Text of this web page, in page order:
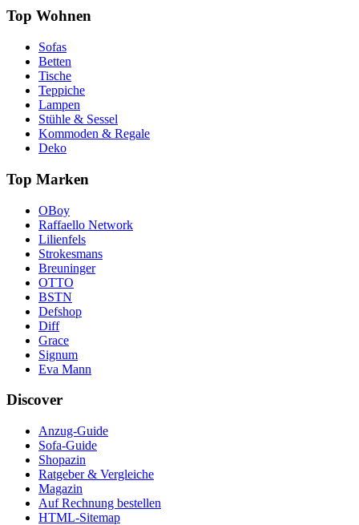
Top Wohnen
Sofas
Betten
Tische
Teppiche
Lampen
Stühle & Sessel
Kommoden & Regale
Deko
Top Marken
OBoy
Raffaello Network
Lilienfels
Strokesmans
Breuninger
OTTO
BSTN
Defshop
Diff
Grace
Signum
Eva Mann
Discover
Anzug-Guide
Sofa-Guide
Shopazin
Ratgeber & Vergleiche
Magazin
Auf Rechnung bestellen
HTML-Sitemap